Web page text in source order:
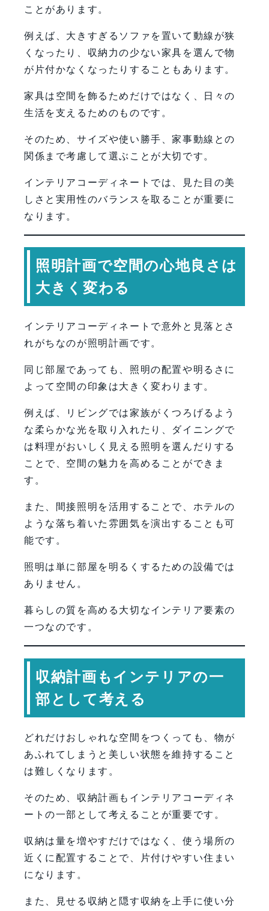
ことがあります。
例えば、大きすぎるソファを置いて動線が狭
くなったり、収納力の少ない家具を選んで物
が片付かなくなったりすることもあります。
家具は空間を飾るためだけではなく、日々の
生活を支えるためのものです。
そのため、サイズや使い勝手、家事動線との
関係まで考慮して選ぶことが大切です。
インテリアコーディネートでは、見た目の美
しさと実用性のバランスを取ることが重要に
なります。
照明計画で空間の心地良さは
大きく変わる
インテリアコーディネートで意外と見落とさ
れがちなのが照明計画です。
同じ部屋であっても、照明の配置や明るさに
よって空間の印象は大きく変わります。
例えば、リビングでは家族がくつろげるよう
な柔らかな光を取り入れたり、ダイニングで
は料理がおいしく見える照明を選んだりする
ことで、空間の魅力を高めることができま
す。
また、間接照明を活用することで、ホテルの
ような落ち着いた雰囲気を演出することも可
能です。
照明は単に部屋を明るくするための設備では
ありません。
暮らしの質を高める大切なインテリア要素の
一つなのです。
収納計画もインテリアの一
部として考える
どれだけおしゃれな空間をつくっても、物が
あふれてしまうと美しい状態を維持すること
は難しくなります。
そのため、収納計画もインテリアコーディネ
ートの一部として考えることが重要です。
収納は量を増やすだけではなく、使う場所の
近くに配置することで、片付けやすい住まい
になります。
また、見せる収納と隠す収納を上手に使い分